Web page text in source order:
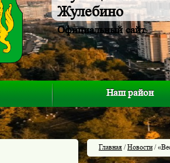
Жулебино
Официальный сайт
Наш район
Главная /Новости/